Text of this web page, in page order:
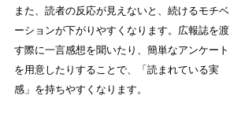
また、読者の反応が見えないと、続けるモチベ
ーションが下がりやすくなります。広報誌を渡
す際に一言感想を聞いたり、簡単なアンケート
を用意したりすることで、「読まれている実
感」を持ちやすくなります。